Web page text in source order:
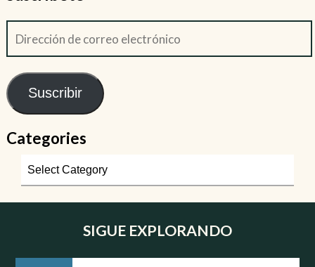
Suscribir
Categories
SIGUE EXPLORANDO